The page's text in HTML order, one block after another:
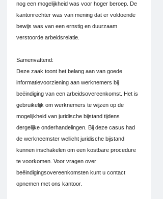
nog een mogelijkheid was voor hoger beroep. De
kantonrechter was van mening dat er voldoende
bewijs was van een ernstig en duurzaam
verstoorde arbeidsrelatie.
Samenvattend:
Deze zaak toont het belang aan van goede
informatievoorziening aan werknemers bij
beëindiging van een arbeidsovereenkomst. Het is
gebruikelijk om werknemers te wijzen op de
mogelijkheid van juridische bijstand tijdens
dergelijke onderhandelingen. Bij deze casus had
de werkneemster wellicht juridische bijstand
kunnen inschakelen om een kostbare procedure
te voorkomen. Voor vragen over
beëindigingsovereenkomsten kunt u contact
opnemen met ons kantoor.